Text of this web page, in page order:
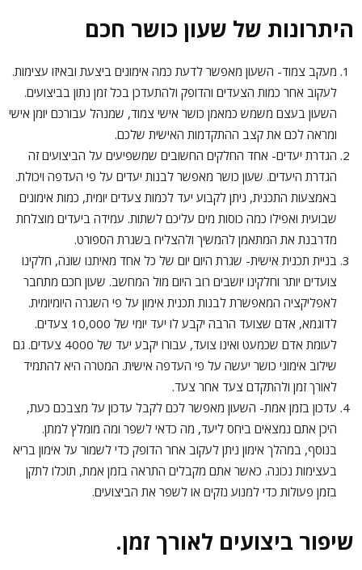
היתרונות של שעון כושר חכם
מעקב צמוד- השעון מאפשר לדעת כמה אימונים ביצעת ובאיזו עצימות.
לעקוב אחר כמות הצעדים והדופק ולהתעדכן בכל זמן נתון בביצועים.
השעון בעצם משמש כמאמן כושר אישי צמוד, שמנהל עבורכם יומן אישי
ומראה לכם את קצב ההתקדמות האישית שלכם.
הגדרת יעדים- אחד החלקים החשובים שמשפיעים על הביצועים זה
הגדרת היעדים. שעון כושר מאפשר לבנות יעדים על פי העדפה ויכולת.
באמצעות התכנית, ניתן לקבוע יעד לכמות צעדים יומית, כמות אימונים
שבועית ואפילו כמה כוסות מים עליכם לשתות. עמידה ביעדים מוצלחת
מדרבנת את המתאמן להמשיך ולהצליח בשגרת הספורט.
בניית תכנית אישית- שגרת היום יום של כל אחד מאיתנו שונה, חלקינו
צועדים יותר וחלקינו יושבים רוב היום מול המחשב. שעון חכם מתחבר
לאפליקציה המאפשרת לבנות תכנית אימון על פי השגרה היומיומית.
לדוגמא, אדם שצועד הרבה יקבע לו יעד יומי של 10,000 צעדים.
לעומת אדם שכמעט ואינו צועד, עבורו יקבע יעד של 4000 צעדים. גם
שילוב אימוני כושר יעשה על פי העדפה אישית. המטרה היא להתמיד
לאורך זמן ולהתקדם צעד אחר צעד.
עדכון בזמן אמת- השעון מאפשר לכם לקבל עדכון על מצבכם כעת,
היכן אתם נמצאים ביחס ליעד, מה כדאי לשפר ומה מומלץ למתן.
בנוסף, במהלך אימון ניתן לעקוב אחר הדופק כדי לשמור על אימון בריא
בעצימות נכונה. כאשר אתם מקבלים התראה בזמן אמת, תוכלו לתקן
בזמן פעולות כדי למנוע נזקים או לשפר את הביצועים.
שיפור ביצועים לאורך זמן.